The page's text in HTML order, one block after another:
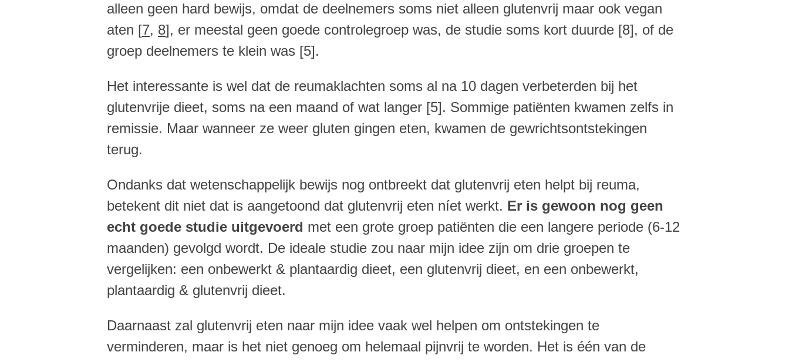
alleen geen hard bewijs, omdat de deelnemers soms niet alleen glutenvrij maar ook vegan
aten [7, 8], er meestal geen goede controlegroep was, de studie soms kort duurde [8], of de
groep deelnemers te klein was [5].
Het interessante is wel dat de reumaklachten soms al na 10 dagen verbeterden bij het
glutenvrije dieet, soms na een maand of wat langer [5]. Sommige patiënten kwamen zelfs in
remissie. Maar wanneer ze weer gluten gingen eten, kwamen de gewrichtsontstekingen
terug.
Ondanks dat wetenschappelijk bewijs nog ontbreekt dat glutenvrij eten helpt bij reuma,
betekent dit niet dat is aangetoond dat glutenvrij eten níet werkt. Er is gewoon nog geen
echt goede studie uitgevoerd met een grote groep patiënten die een langere periode (6-12
maanden) gevolgd wordt. De ideale studie zou naar mijn idee zijn om drie groepen te
vergelijken: een onbewerkt & plantaardig dieet, een glutenvrij dieet, en een onbewerkt,
plantaardig & glutenvrij dieet.
Daarnaast zal glutenvrij eten naar mijn idee vaak wel helpen om ontstekingen te
verminderen, maar is het niet genoeg om helemaal pijnvrij te worden. Het is één van de